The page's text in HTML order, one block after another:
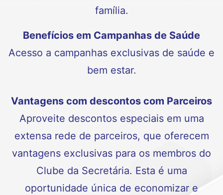
família.
Benefícios em Campanhas de Saúde
Acesso a campanhas exclusivas de saúde e
bem estar.
Vantagens com descontos com Parceiros
Aproveite descontos especiais em uma
extensa rede de parceiros, que oferecem
vantagens exclusivas para os membros do
Clube da Secretária. Esta é uma
oportunidade única de economizar e